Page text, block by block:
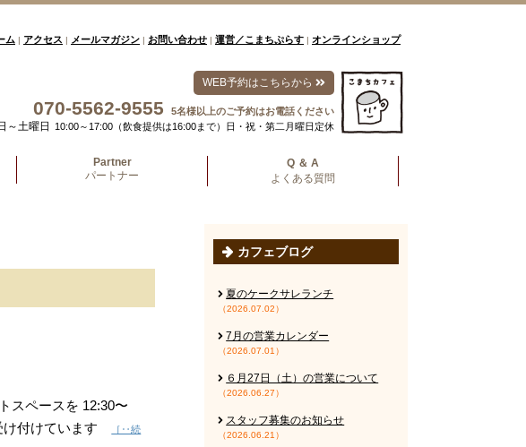
ム | アクセス | メールマガジン | お問い合わせ | 運営／こまちぷらす | オンラインショップ
WEB予約はこちらから
070-5562-9555 5名様以上のご予約はお電話ください
～土曜日 10:00～17:00（飲食提供は16:00まで）日・祝・第二月曜日定休
Partner
パートナー
Q ＆ A
よくある質問
スペースを 12:30〜
け付けています
［‥続
カフェブログ
夏のケークサレランチ
（2026.07.02）
7月の営業カレンダー
（2026.07.01）
６月27日（土）の営業について
（2026.06.27）
スタッフ募集のお知らせ
（2026.06.21）